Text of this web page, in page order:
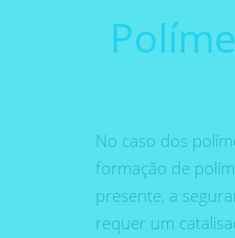
No caso dos
formação de
presente, a
requer um